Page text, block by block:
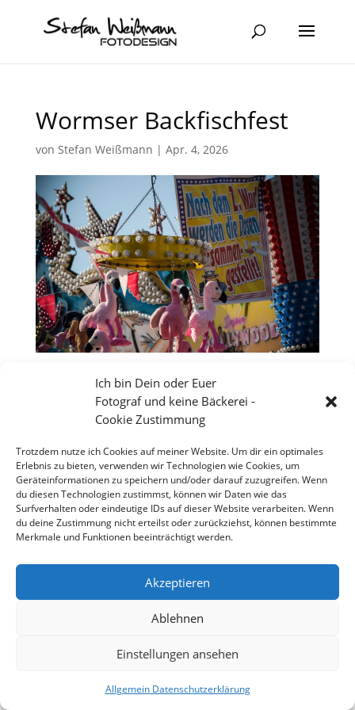
Ich bin Dein oder Euer
Fotograf und keine Bäckerei -
Cookie Zustimmung
Trotzdem nutze ich Cookies auf meiner Website. Um dir ein optimales
Erlebnis zu bieten, verwenden wir Technologien wie Cookies, um
Geräteinformationen zu speichern und/oder darauf zuzugreifen. Wenn
du diesen Technologien zustimmst, können wir Daten wie das
Surfverhalten oder eindeutige IDs auf dieser Website verarbeiten. Wenn
du deine Zustimmung nicht erteilst oder zurückziehst, können bestimmte
Merkmale und Funktionen beeinträchtigt werden.
Akzeptieren
Ablehnen
Einstellungen ansehen
Allgemein Datenschutzerklärung
Wormser Backfischfest
von Stefan Weißmann | Apr. 4, 2026
Copyright 2026 - Stefan Weißmann - Fotografie